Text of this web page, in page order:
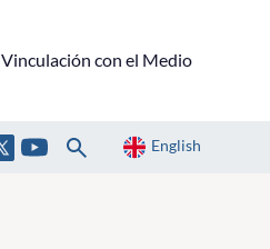
Vinculación con el Medio
English